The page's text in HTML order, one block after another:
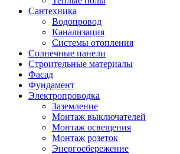
Сантехника
Водопровод
Канализация
Системы отопления
Солнечные панели
Строительные материалы
Фасад
Фундамент
Электропроводка
Заземление
Монтаж выключателей
Монтаж освещения
Монтаж розеток
Энергосбережение